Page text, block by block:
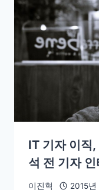
IT 기자 이직,
석 전 기자
이진혁 2015년